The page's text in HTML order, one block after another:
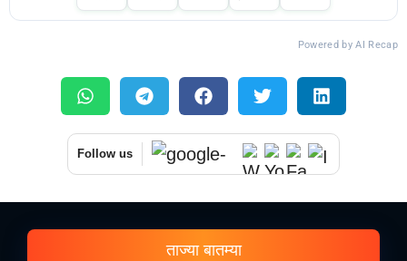
Powered by AI Recap
Follow us
ताज्या बातम्या